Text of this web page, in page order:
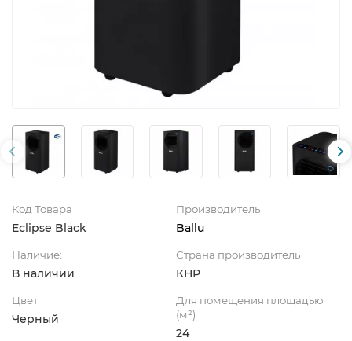
Код Товара
Eclipse Black
Производитель
Ballu
Наличие:
В наличии
Страна производитель
КНР
Цвет
Черный
Для помещения площадью
(м²)
24